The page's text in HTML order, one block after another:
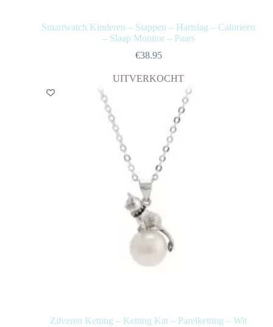
Smartwatch Kinderen – Stappen – Hartslag – Calorieën
– Slaap Monitor – Paars
€38.95
UITVERKOCHT
Zilveren Ketting – Ketting Kat – Parelketting – Wit